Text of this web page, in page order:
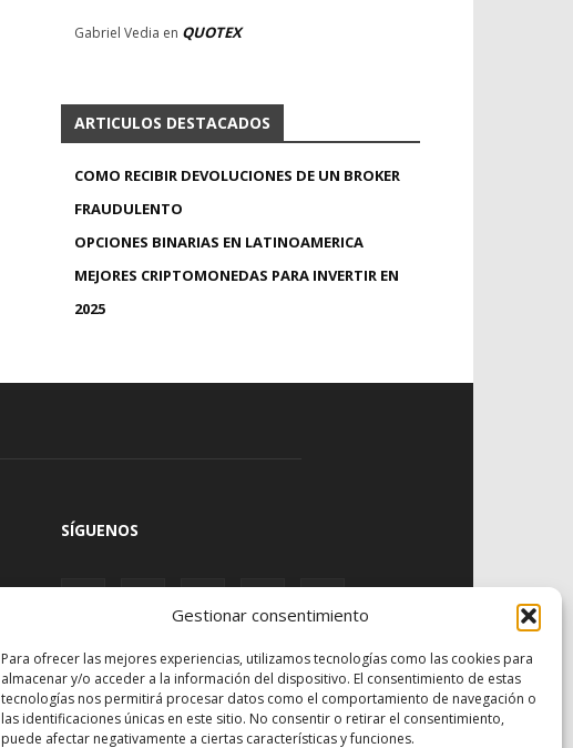
Gestionar consentimiento
Para ofrecer las mejores experiencias, utilizamos tecnologías como las cookies para
almacenar y/o acceder a la información del dispositivo. El consentimiento de estas
tecnologías nos permitirá procesar datos como el comportamiento de navegación o
las identificaciones únicas en este sitio. No consentir o retirar el consentimiento,
puede afectar negativamente a ciertas características y funciones.
Gabriel Vedia en QUOTEX
ARTICULOS DESTACADOS
COMO RECIBIR DEVOLUCIONES DE UN BROKER
FRAUDULENTO
OPCIONES BINARIAS EN LATINOAMERICA
MEJORES CRIPTOMONEDAS PARA INVERTIR EN
2025
SÍGUENOS